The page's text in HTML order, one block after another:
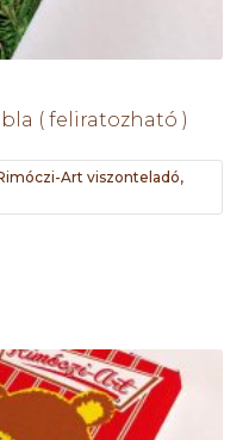
( feliratozható )
Art viszonteladó,